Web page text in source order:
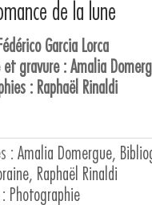
de la lune
Garcia Lorca
et gravure : Amalia
: Raphaël Rinaldi
: Amalia Domergue,
, Raphaël Rinaldi
Photographie